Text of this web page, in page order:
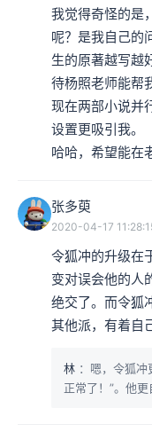
我觉得奇怪的是
呢？是我自己的
生的原著越写越
待杨照老师能帮
现在两部小说并
设置更吸引我。
哈哈，希望能在
张多萸
2020-04-17
令狐冲的升级在
变对误会他的人
绝交了。而令狐
其他派，有着自
林 ：嗯，令狐
正常了！”。他